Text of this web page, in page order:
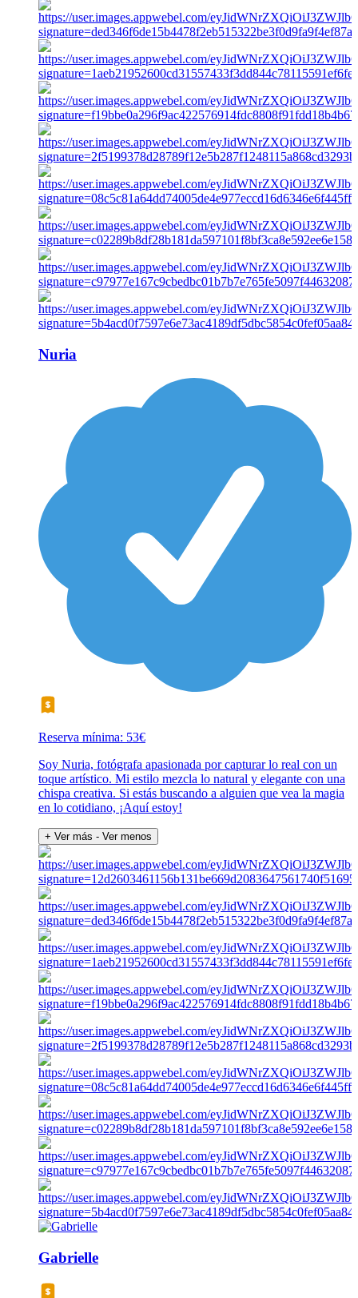
Nuria
Reserva mínima: 53€
Soy Nuria, fotógrafa apasionada por capturar lo real con un
toque artístico. Mi estilo mezcla lo natural y elegante con una
chispa creativa. Si estás buscando a alguien que vea la magia
en lo cotidiano, ¡Aquí estoy!
+ Ver más - Ver menos
Gabrielle